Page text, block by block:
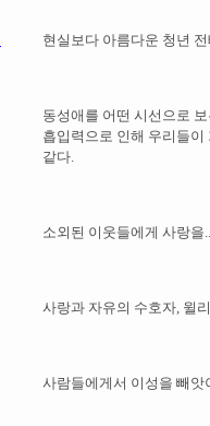
현실보다 아름다운 청년
동성애를 어떤 시선으로
흡입력으로 인해 우리들
같다.
소외된 이웃들에게 사랑을
사랑과 자유의 수호자, 윌
사람들에게서 이성을 빼앗